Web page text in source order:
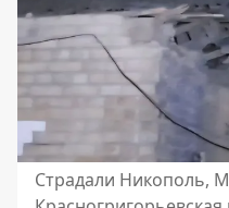
Страдали Никополь,